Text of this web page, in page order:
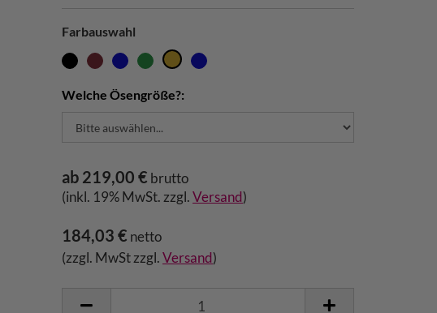
Farbauswahl
Welche Ösengröße?:
ab 219,00 € brutto
(inkl. 19% MwSt. zzgl. Versand)
184,03 € netto
(zzgl. MwSt zzgl. Versand )